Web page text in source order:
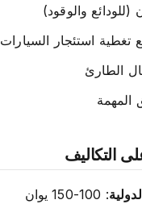
(للودائع والوقود)
تغطية استئجار السيارات
الطارئ
المهمة
التكاليف
: 100-150 يوان